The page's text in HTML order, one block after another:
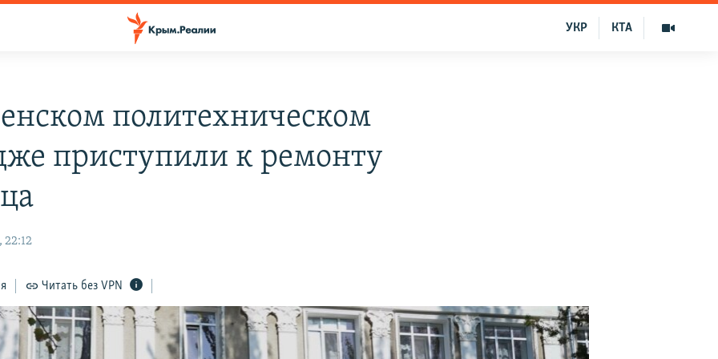
КТА
УКР
политехническом
приступили к ремонту
22:12
Читать без VPN